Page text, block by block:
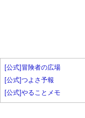
[公式]冒険者の広場
[公式]つよさ予報
[公式]やることメモ